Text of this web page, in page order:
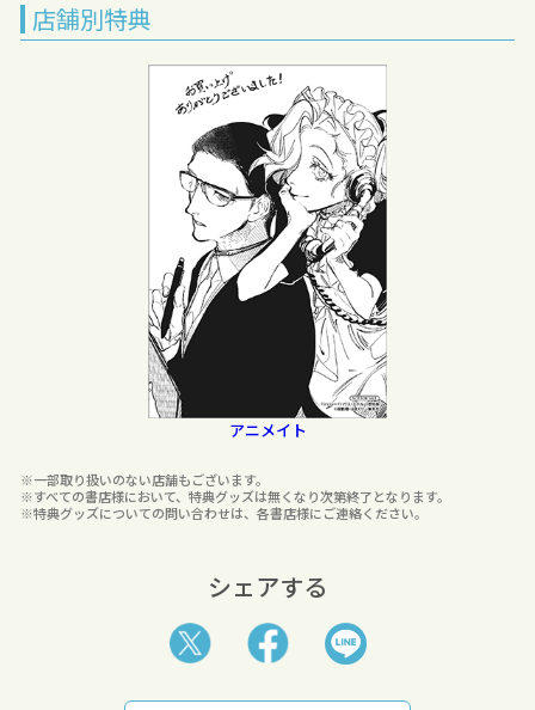
店舗別特典
アニメイト
※一部取り扱いのない店舗もございます。
※すべての書店様において、特典グッズは無くなり次第終了となります。
※特典グッズについての問い合わせは、各書店様にご連絡ください。
シェアする